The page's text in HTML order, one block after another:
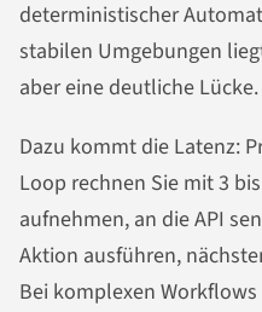
deterministischer
stabilen Umgebungen
aber eine deutliche Lücke.
Dazu kommt die Latenz:
Loop rechnen Sie mit 3
aufnehmen, an die API
Aktion ausführen,
Bei komplexen